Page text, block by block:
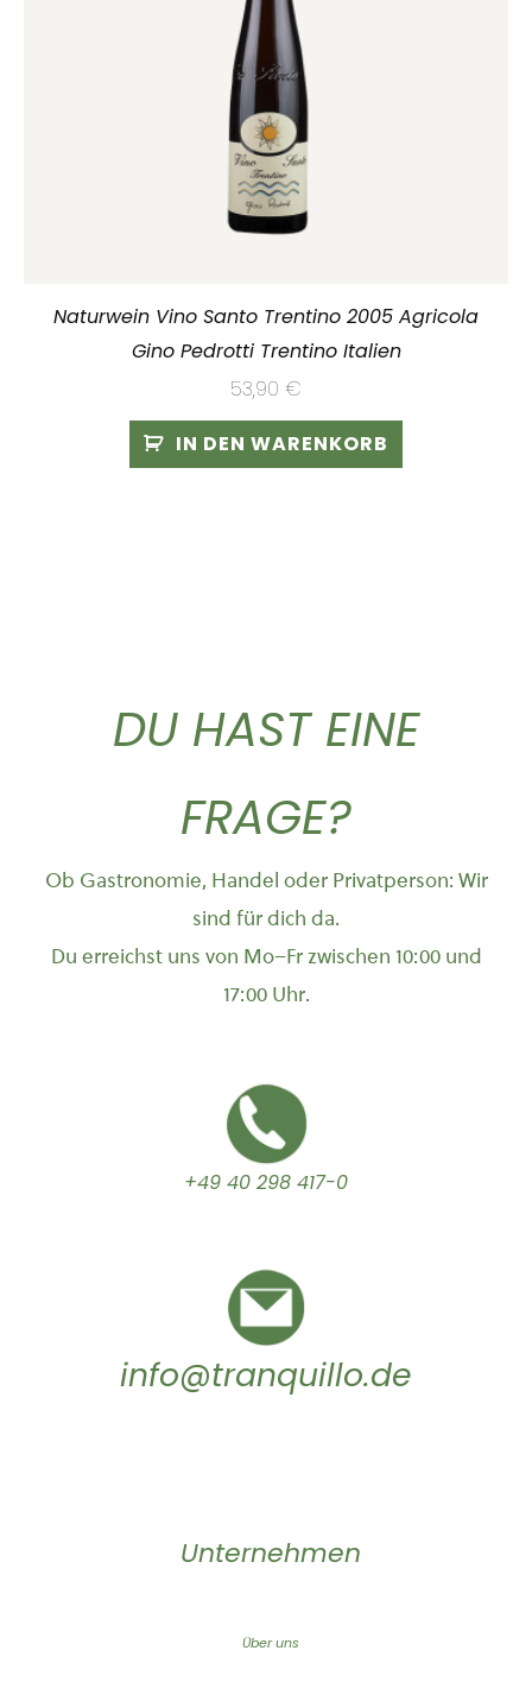
Naturwein Vino Santo Trentino 2005 Agricola
Gino Pedrotti Trentino Italien
53,90 €
IN DEN WARENKORB
DU HAST EINE
FRAGE?
Ob Gastronomie, Handel oder Privatperson: Wir
sind für dich da.
Du erreichst uns von Mo–Fr zwischen 10:00 und
17:00 Uhr.
+49 40 298 417-0
info@tranquillo.de
Unternehmen
Über uns